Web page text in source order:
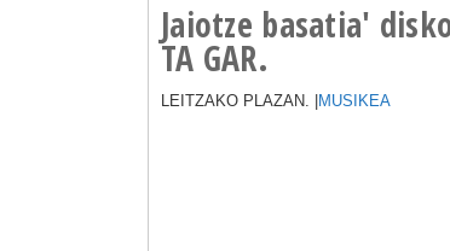
Jaiotze basatia'
TA GAR.
LEITZAKO PLAZAN. | MUSIKEA